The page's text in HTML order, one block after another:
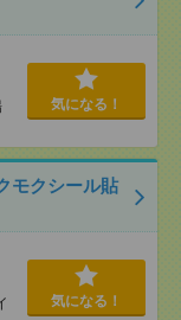
気になる！
モクシール貼
気になる！